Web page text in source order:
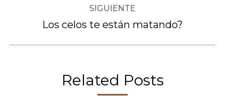
SIGUIENTE
Publicación
Los celos te están matando?
Related Posts